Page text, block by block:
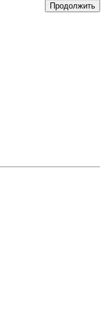
Продолжить